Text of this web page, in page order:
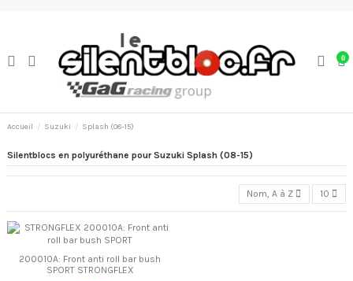
0
Accueil Suzuki Splash (08-15)
Silentblocs en polyuréthane pour Suzuki Splash (08-15)
Nom, A à Z 10
200010A: Front anti roll bar bush
SPORT STRONGFLEX